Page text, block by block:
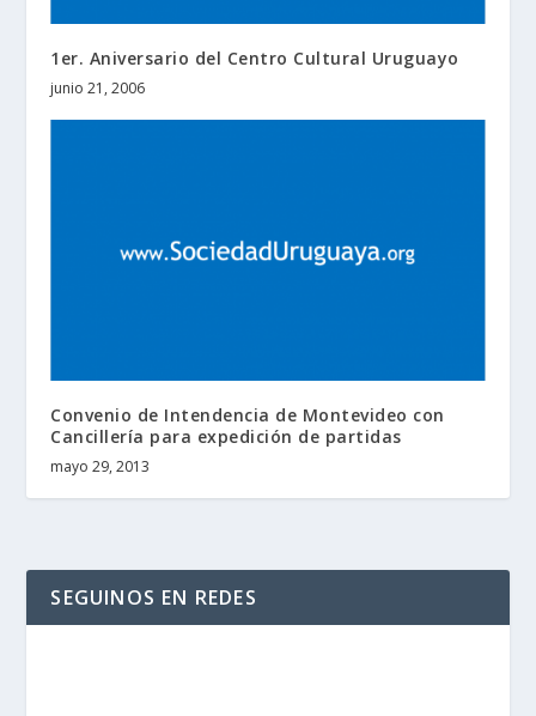
1er. Aniversario del Centro Cultural Uruguayo
junio 21, 2006
Convenio de Intendencia de Montevideo con
Cancillería para expedición de partidas
mayo 29, 2013
SEGUINOS EN REDES